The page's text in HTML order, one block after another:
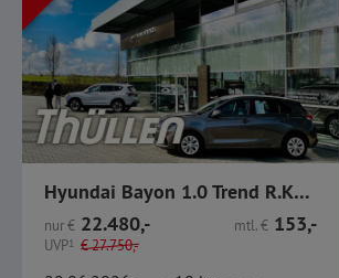
Hyundai Bayon 1.0 Trend R.Kamera CarPlay Sitzheizung
nur€ 22.480,-
UVP1 €27.750,-
mtl.€ 153,-